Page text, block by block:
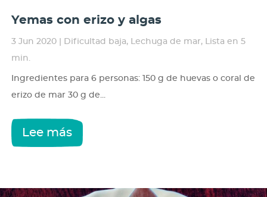
Yemas con erizo y algas
3 Jun 2020 Dificultad baja, Lechuga de mar, Lista en 5
min.
Ingredientes para 6 personas: 150 g de huevas o coral de
erizo de mar 30 g de...
Lee más